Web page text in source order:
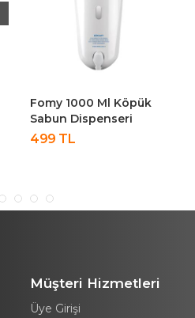
Fomy 1000 Ml Köpük
Sabun Dispenseri
499 TL
Müşteri Hizmetleri
Üye Girişi